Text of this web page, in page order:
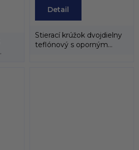
Detail
Stierací krúžok dvojdielny
teflónový s oporným